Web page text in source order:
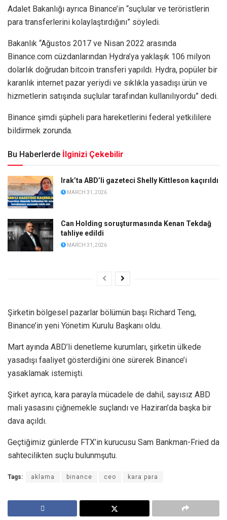
Adalet Bakanlığı ayrıca Binance’in “suçlular ve teröristlerin
para transferlerini kolaylaştırdığını” söyledi.
Bakanlık “Ağustos 2017 ve Nisan 2022 arasında
Binance.com cüzdanlarından Hydra’ya yaklaşık 106 milyon
dolarlık doğrudan bitcoin transferi yapıldı. Hydra, popüler bir
karanlık internet pazar yeriydi ve sıklıkla yasadışı ürün ve
hizmetlerin satışında suçlular tarafından kullanılıyordu” dedi.
Binance şimdi şüpheli para hareketlerini federal yetkililere
bildirmek zorunda.
Bu Haberlerde İlginizi Çekebilir
Irak’ta ABD’li gazeteci Shelly Kittleson kaçırıldı
MARCH 31, 2026
Can Holding soruşturmasında Kenan Tekdağ
tahliye edildi
MARCH 31, 2026
Şirketin bölgesel pazarlar bölümün başı Richard Teng,
Binance’in yeni Yönetim Kurulu Başkanı oldu.
Mart ayında ABD’li denetleme kurumları, şirketin ülkede
yasadışı faaliyet gösterdiğini öne sürerek Binance’i
yasaklamak istemişti.
Şirket ayrıca, kara parayla mücadele de dahil, sayısız ABD
mali yasasını çiğnemekle suçlandı ve Haziran’da başka bir
dava açıldı.
Geçtiğimiz günlerde FTX’in kurucusu Sam Bankman-Fried da
sahtecilikten suçlu bulunmşutu.
Tags: aklama binance ceo kara para